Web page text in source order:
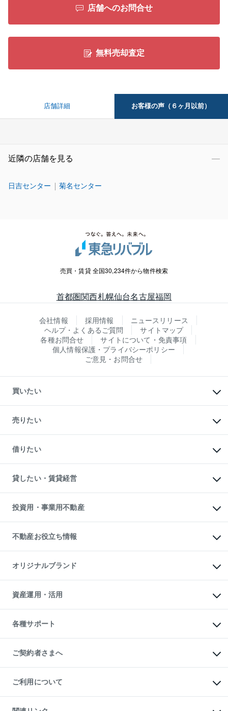
店舗へのお問合せ
無料売却査定
店舗詳細 お客様の声（６ヶ月以前）
近隣の店舗を見る
日吉センター 菊名センター
売買・賃貸 全国30,234件から物件検索
首都圏関西札幌仙台名古屋福岡
会社情報 採用情報
ニュースリリース
ヘルプ・よくあるご質問
サイトマップ
各種お問合せ
サイトについて・免責事項
個人情報保護・プライバシーポリシー
ご意見・お問合せ
買いたい
新築・分譲マンションの購入
中古マンションの購入
一戸建ての購入
中古一戸建ての購入
不動産購入の流れ
注目キーワード物件特集
購入ガイド
English 繁体中文簡体中文
売りたい
一戸建ての売却・査定
土地の売却・査定
スピードAI査定
不動産査定について
不動産売却の流れ
不動産買換えの流れ
売却ガイド
借りたい
オフィス・店舗の賃貸
借りるときの流れ
借りるガイド
貸したい・賃貸経営
マンション賃料データ
賃貸管理プラン
リロケーションについて
貸すガイド
投資用・事業用不動産
事業用不動産
マンション投資
投資用マンション
アパート経営
収益物件
ビル購入（ビル一棟）
投資用不動産の売却査定
事業用不動産の売却査定
不動産お役立ち情報
マンションライブラリー
人気マンションランキング
暮らしに役立つ不動産メディア
不動産相場・不動産価格情報
不動産コラム・ニュース
不動産用語集
不動産なんでもネット相談室
住まいの税金
オリジナルブランド
一棟リノベーションマンション
L`GENTE（ルジェンテ）
区分リノベーションマンション
投資用一棟レジデンスWELL
不動産小口投資
LEGACIA（レガシア）
資産運用・活用
不動産M&A
アセットマネジメント・出資
各種サポート
相続サポート
リフォームサポート
ご契約者さまへ
ご紹介・再契約特典
入居者様専用-各種ご案内（賃貸）
東急こすもす会「こすもすWeb」
ご利用について
金融商品取引について